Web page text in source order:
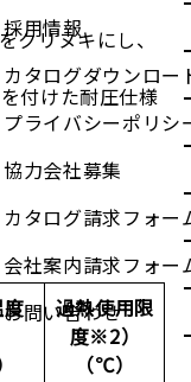
採用情報
カタログダウンロー
プライバシーポリシ
協力会社募集
カタログ請求フォー
会社案内請求フォー
お問い合わせ
クリヌキにし、
付けた耐圧仕様
過熱使用限
度※2）
（℃）